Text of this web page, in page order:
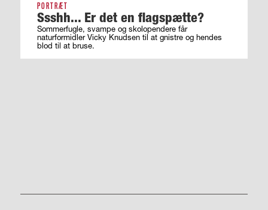
PORTRÆT
Ssshh... Er det en flagspætte?
Sommerfugle, svampe og skolopendere får
naturformidler Vicky Knudsen til at gnistre og hendes
blod til at bruse.